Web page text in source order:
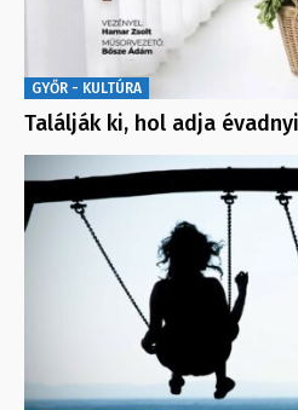
GYŐR - KULTÚRA
Találják ki, hol adja